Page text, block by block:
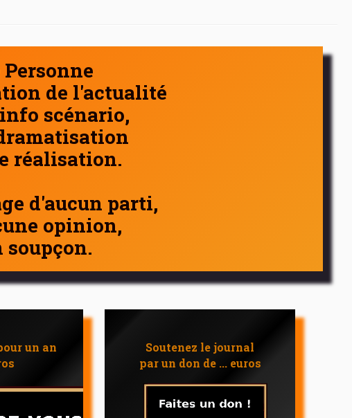
de l'actualité
scénario,
réalisation.
d'aucun parti,
opinion,
soupçon.
un an
Soutenez le journal
par un don de ... euros